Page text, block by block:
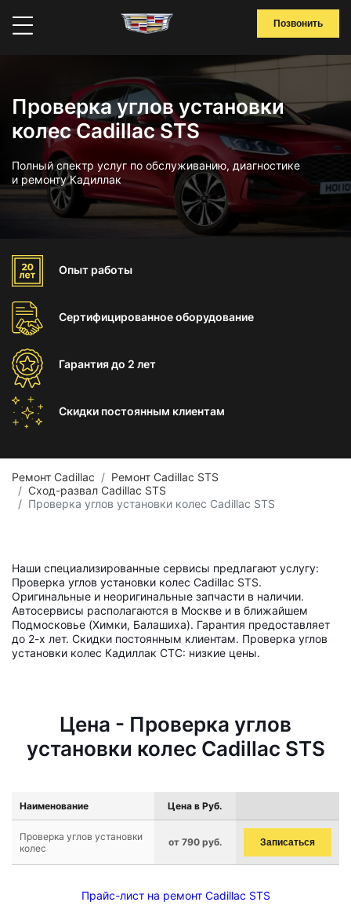
Позвонить
Проверка углов установки
колес Cadillac STS
Полный спектр услуг по обслуживанию, диагностике
и ремонту Кадиллак
Опыт работы
Сертифицированноеоборудование
Гарантиядо 2 лет
Скидки постоянным клиентам
Ремонт Cadillac
Ремонт Cadillac STS
Сход-развал Cadillac STS
Проверка углов установки колес Cadillac STS
Наши специализированные сервисы предлагают услугу:
Проверка углов установки колес Cadillac STS.
Оригинальные и неоригинальные запчасти в наличии.
Автосервисы располагаются в Москве и в ближайшем
Подмосковье (Химки, Балашиха). Гарантия предоставляет
до 2-х лет. Скидки постоянным клиентам. Проверка углов
установки колес Кадиллак СТС: низкие цены.
Цена - Проверка углов
установки колес Cadillac STS
Наименование Цена в Руб.
Проверка углов установки
колес
от 790 руб. Записаться
Прайс-лист на ремонт Cadillac STS